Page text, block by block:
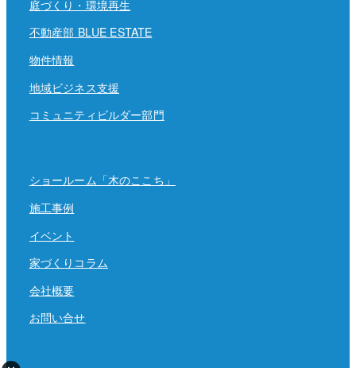
庭づくり・環境再生
不動産部 BLUE ESTATE
物件情報
地域ビジネス支援
コミュニティビルダー部門
ショールーム「木のここち」
施工事例
イベント
家づくりコラム
会社概要
お問い合せ